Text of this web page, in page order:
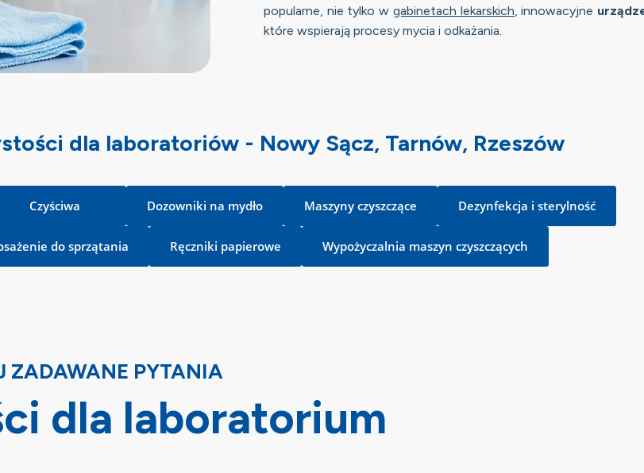
popularne, nie tylko w gabinetach lekarskich, innowacyjne
które wspierają procesy mycia i odkażania.
dla laboratoriów - Nowy Sącz, Tarnów, Rzeszów
Czyściwa Dozowniki na mydło Maszyny czyszczące Dezynfekcja i sterylność
do sprzątania Ręczniki papierowe Wypożyczalnia maszyn czyszczących
ZADAWANE PYTANIA
dla laboratorium